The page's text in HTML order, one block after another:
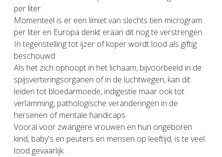
per liter.
Momenteel is er een limiet van slechts tien microgram
per liter en Europa denkt eraan dit nog te verstrengen.
In tegenstelling tot ijzer of koper wordt lood als giftig
beschouwd.
Als het zich ophoopt in het lichaam, bijvoorbeeld in de
spijsverteringsorganen of in de luchtwegen, kan dit
leiden tot bloedarmoede, indigestie maar ook tot
verlamming, pathologische veranderingen in de
hersenen of mentale handicaps.
Vooral voor zwangere vrouwen en hun ongeboren
kind, baby's en peuters en mensen op leeftijd, is te veel
lood gevaarlijk.